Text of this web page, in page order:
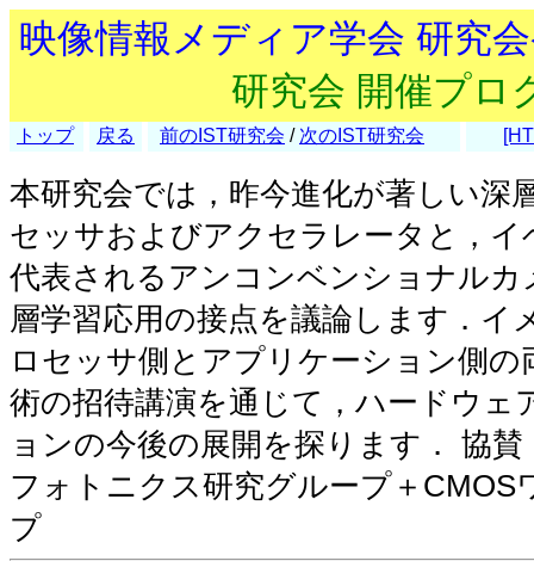
映像情報メディア学会 研究
研究会 開催プロ
トップ 戻る 前のIST研究会 / 次のIST研究会
本研究会では，昨今進化が著しい深
セッサおよびアクセラレータと，
代表されるアンコンベンショナルカ
層学習応用の接点を議論します．イ
ロセッサ側とアプリケーション側の
術の招待講演を通じて，ハードウェ
ョンの今後の展開を探ります．
協賛
フォトニクス研究グループ＋CMOS
プ